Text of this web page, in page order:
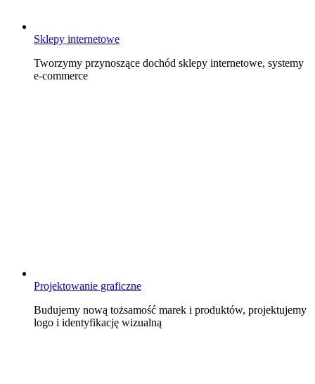
Sklepy internetowe
Tworzymy przynoszące dochód sklepy internetowe, systemy
e-commerce
Projektowanie graficzne
Budujemy nową tożsamość marek i produktów, projektujemy
logo i identyfikację wizualną